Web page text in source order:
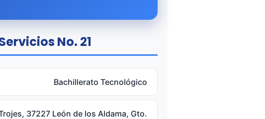
No. 21
Bachillerato Tecnológico
37227 León de los Aldama, Gto.